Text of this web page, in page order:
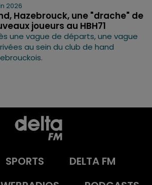
2026
Hazebrouck, une "drache" de
joueurs au HBH71
une vague de départs, une vague
au sein du club de hand
SPORTS
DELTA FM